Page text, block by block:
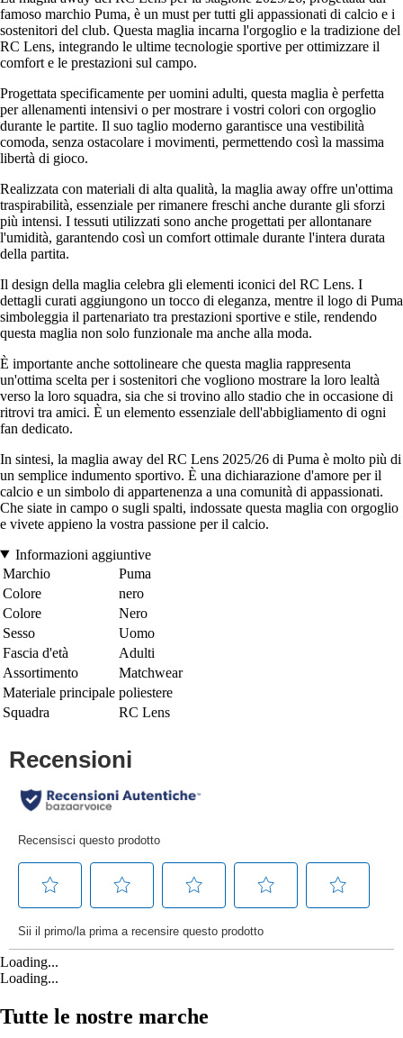
famoso marchio Puma, è un must per tutti gli appassionati di calcio e i
sostenitori del club. Questa maglia incarna l'orgoglio e la tradizione del
RC Lens, integrando le ultime tecnologie sportive per ottimizzare il
comfort e le prestazioni sul campo.
Progettata specificamente per uomini adulti, questa maglia è perfetta
per allenamenti intensivi o per mostrare i vostri colori con orgoglio
durante le partite. Il suo taglio moderno garantisce una vestibilità
comoda, senza ostacolare i movimenti, permettendo così la massima
libertà di gioco.
Realizzata con materiali di alta qualità, la maglia away offre un'ottima
traspirabilità, essenziale per rimanere freschi anche durante gli sforzi
più intensi. I tessuti utilizzati sono anche progettati per allontanare
l'umidità, garantendo così un comfort ottimale durante l'intera durata
della partita.
Il design della maglia celebra gli elementi iconici del RC Lens. I
dettagli curati aggiungono un tocco di eleganza, mentre il logo di Puma
simboleggia il partenariato tra prestazioni sportive e stile, rendendo
questa maglia non solo funzionale ma anche alla moda.
È importante anche sottolineare che questa maglia rappresenta
un'ottima scelta per i sostenitori che vogliono mostrare la loro lealtà
verso la loro squadra, sia che si trovino allo stadio che in occasione di
ritrovi tra amici. È un elemento essenziale dell'abbigliamento di ogni
fan dedicato.
In sintesi, la maglia away del RC Lens 2025/26 di Puma è molto più di
un semplice indumento sportivo. È una dichiarazione d'amore per il
calcio e un simbolo di appartenenza a una comunità di appassionati.
Che siate in campo o sugli spalti, indossate questa maglia con orgoglio
e vivete appieno la vostra passione per il calcio.
Informazioni aggiuntive
Marchio
Puma
Colore
nero
Colore
Nero
Sesso
Uomo
Fascia d'età
Adulti
Assortimento
Matchwear
Materiale principale poliestere
Squadra
RC Lens
Loading...
Loading...
Tutte le nostre marche